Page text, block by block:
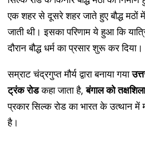
एक शहर से दूसरे शहर जाते हुए बौद्ध मठों
जाती थी। इसका परिणाम ये हुआ कि
दौरान बौद्ध धर्म का प्रसार शुरू कर दिया।
सम्राट चंद्रगुप्त मौर्य द्वारा बनाया गया
ट्रंक रोडकहा जाता है,बंगाल को तक्षशिला
प्रकार सिल्क रोड का भारत के उत्थान में
है।